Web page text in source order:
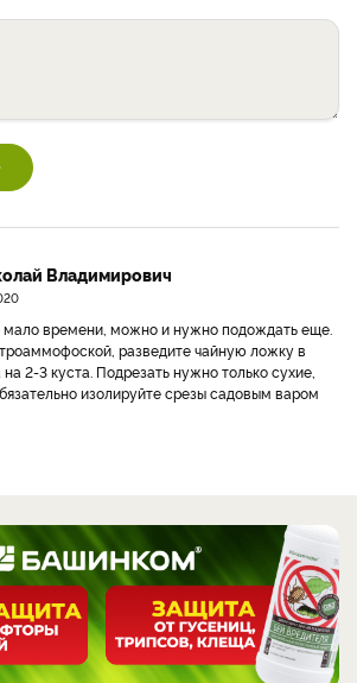
Владимирович
времени, можно и нужно подождать еще.
разведите чайную ложку в
2-3 куста. Подрезать нужно только сухие,
изолируйте срезы садовым варом